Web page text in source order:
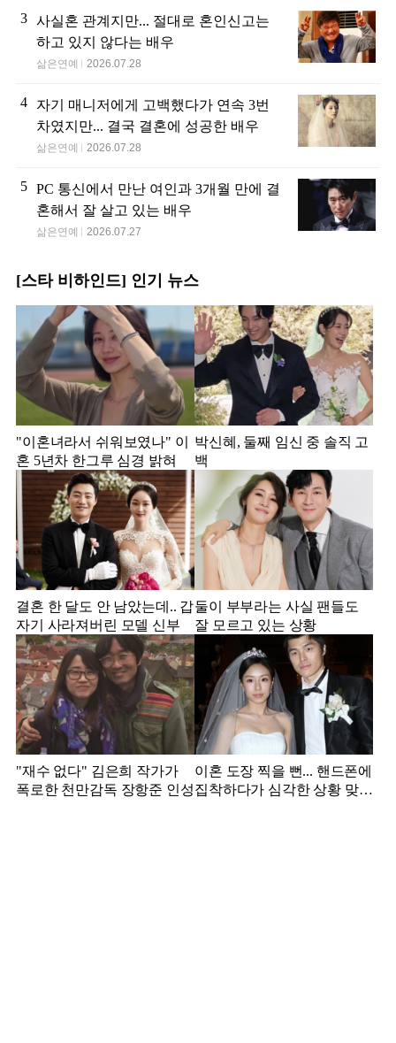
3 사실혼 관계지만... 절대로 혼인신고는
하고 있지 않다는 배우
삶은연예 2026.07.28
4
자기 매니저에게 고백했다가 연속 3번
차였지만... 결국 결혼에 성공한 배우
삶은연예 2026.07.28
5 PC 통신에서 만난 여인과 3개월 만에 결
혼해서 잘 살고 있는 배우
삶은연예 2026.07.27
[스타 비하인드] 인기 뉴스
"이혼녀라서 쉬워보였나" 이
혼 5년차 한그루 심경 밝혀
박신혜, 둘째 임신 중 솔직 고
백
결혼 한 달도 안 남았는데.. 갑
자기 사라져버린 모델 신부
둘이 부부라는 사실 팬들도
잘 모르고 있는 상황
"재수 없다" 김은희 작가가
폭로한 천만감독 장항준 인성
이혼 도장 찍을 뻔... 핸드폰에
집착하다가 심각한 상황 맞은